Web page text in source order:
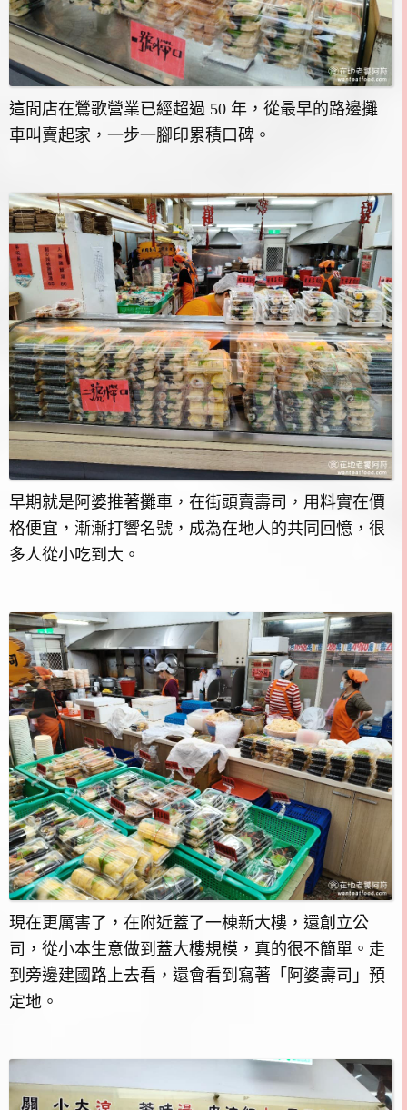
這間店在鶯歌營業已經超過 50 年，從最早的路邊攤
車叫賣起家，一步一腳印累積口碑。
早期就是阿婆推著攤車，在街頭賣壽司，用料實在價
格便宜，漸漸打響名號，成為在地人的共同回憶，很
多人從小吃到大。
現在更厲害了，在附近蓋了一棟新大樓，還創立公
司，從小本生意做到蓋大樓規模，真的很不簡單。走
到旁邊建國路上去看，還會看到寫著「阿婆壽司」預
定地。